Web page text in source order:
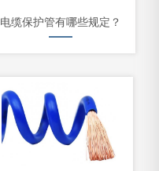
电缆保护管有哪些规定？